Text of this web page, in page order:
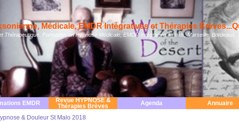
Médicale, EMDR Intégratives et Thérapies
Thérapeutique. Formation en Hypnose Médicale, EMDR Intégrative à Paris, Marseille, Bordeaux,
EMDR
Revue HYPNOSE &
Thérapies Brèves
Agenda Annuaire
& Douleur St Malo 2018